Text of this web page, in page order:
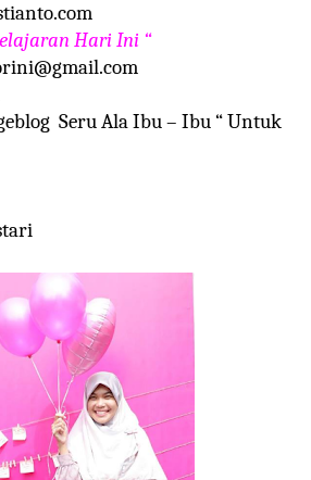
Hari Ini “
Seru Ala Ibu – Ibu “ Untuk